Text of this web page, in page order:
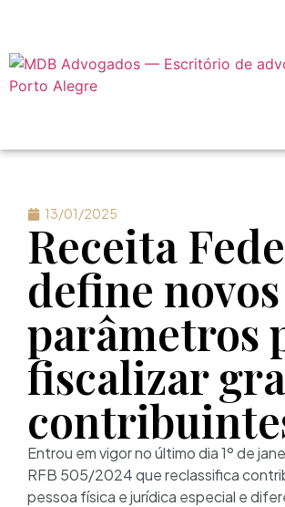
13/01/2025
Receita
define novos
parâmetros
fiscalizar
Entrou em vigor no último dia 1º de
RFB 505/2024 que reclassifica
pessoa física e jurídica especial e